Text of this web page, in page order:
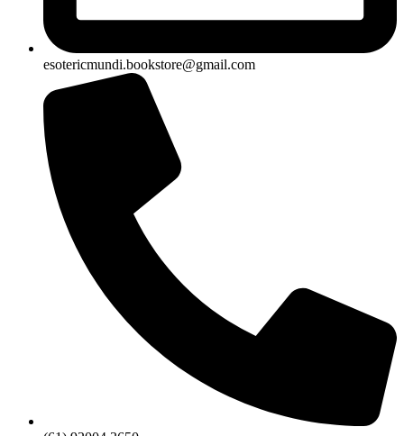
esotericmundi.bookstore@gmail.com